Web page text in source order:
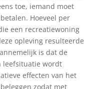
toe, iemand moet
Hoeveel per
een recreatiewoning
opleving resulteerde
is dat de
leefsituatie wordt
effecten van het
zodat met